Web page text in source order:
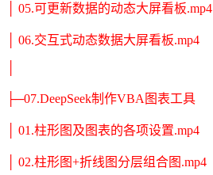
│ 05.可更新数据的动态大屏看板.mp4
│ 06.交互式动态数据大屏看板.mp4
├─07.DeepSeek制作VBA图表工具
│ 01.柱形图及图表的各项设置.mp4
│ 02.柱形图+折线图分层组合图.mp4